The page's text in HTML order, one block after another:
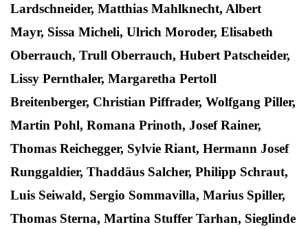
Lardschneider, Matthias Mahlknecht, Albert
Mayr, Sissa Micheli, Ulrich Moroder, Elisabeth
Oberrauch, Trull Oberrauch, Hubert Patscheider,
Lissy Pernthaler, Margaretha Pertoll
Breitenberger, Christian Piffrader, Wolfgang Piller,
Martin Pohl, Romana Prinoth, Josef Rainer,
Thomas Reichegger, Sylvie Riant, Hermann Josef
Runggaldier, Thaddäus Salcher, Philipp Schraut,
Luis Seiwald, Sergio Sommavilla, Marius Spiller,
Thomas Sterna, Martina Stuffer Tarhan, Sieglinde